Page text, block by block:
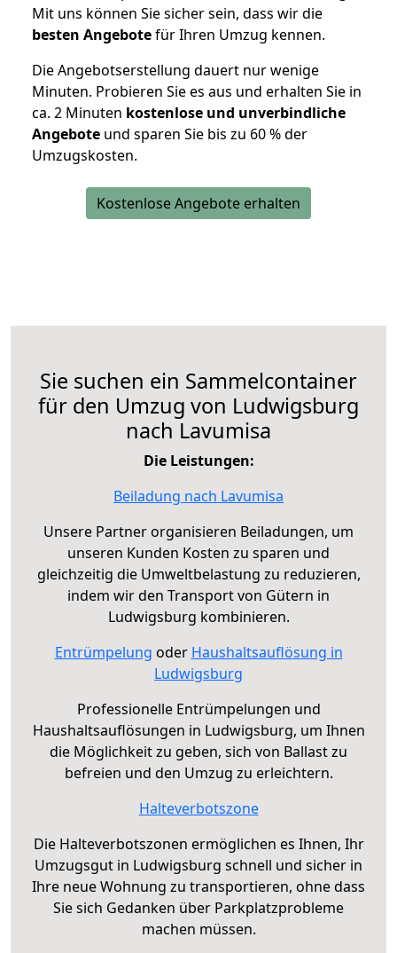
Mit uns können Sie sicher sein, dass wir die
besten Angebotefür Ihren Umzug kennen.
Die Angebotserstellung dauert nur wenige
Minuten. Probieren Sie es aus und erhalten Sie in
ca. 2 Minuten kostenlose und unverbindliche
Angebote und sparen Sie bis zu 60 % der
Umzugskosten.
Kostenlose Angebote erhalten
Sie suchen ein Sammelcontainer
für den Umzug von Ludwigsburg
nach Lavumisa
Die Leistungen:
Beiladung nach Lavumisa
Unsere Partner organisieren Beiladungen, um
unseren Kunden Kosten zu sparen und
gleichzeitig die Umweltbelastung zu reduzieren,
indem wir den Transport von Gütern in
Ludwigsburg kombinieren.
Entrümpelung oder Haushaltsauflösung in
Ludwigsburg
Professionelle Entrümpelungen und
Haushaltsauflösungen in Ludwigsburg, um Ihnen
die Möglichkeit zu geben, sich von Ballast zu
befreien und den Umzug zu erleichtern.
Halteverbotszone
Die Halteverbotszonen ermöglichen es Ihnen, Ihr
Umzugsgut in Ludwigsburg schnell und sicher in
Ihre neue Wohnung zu transportieren, ohne dass
Sie sich Gedanken über Parkplatzprobleme
machen müssen.